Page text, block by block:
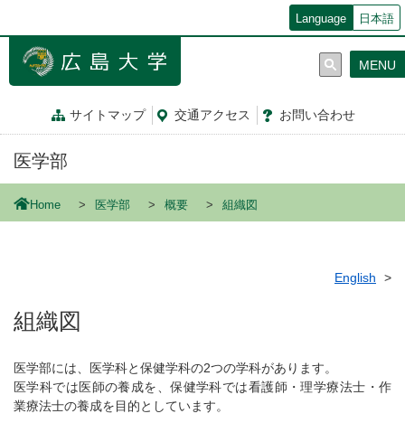
ン
Language 日本語
サイトマップ 交通アクセス お問い合わせ
MENU
医学部
Home 医学部 概要 組織図
English
組織図
医学部には、医学科と保健学科の2つの学科があります。
医学科では医師の養成を、保健学科では看護師・理学療法士・作
業療法士の養成を目的としています。